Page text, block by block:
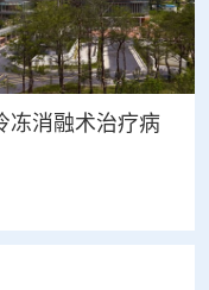
冻消融术治疗病